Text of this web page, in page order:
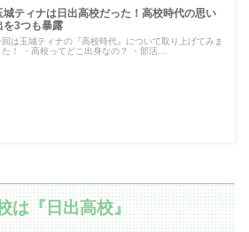
城ティナは日出高校だった！高校時代の思い
を3つも暴露
回は玉城ティナの『高校時代』について取り上げてみま
た！ ・高校ってどこ出身なの？ ・部活...
は『日出高校』